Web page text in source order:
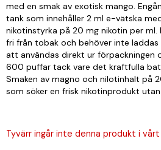
med en smak av exotisk mango.
tank som innehåller 2 ml e-vätska
nikotinstyrka på 20 mg nikotin per
fri från tobak och behöver inte laddas
att användas direkt ur förpackningen
600 puffar tack vare det kraftfulla
Smaken av magno och nilotinhalt på
som söker en frisk nikotinprodukt
Tyvärr ingår inte denna produkt i